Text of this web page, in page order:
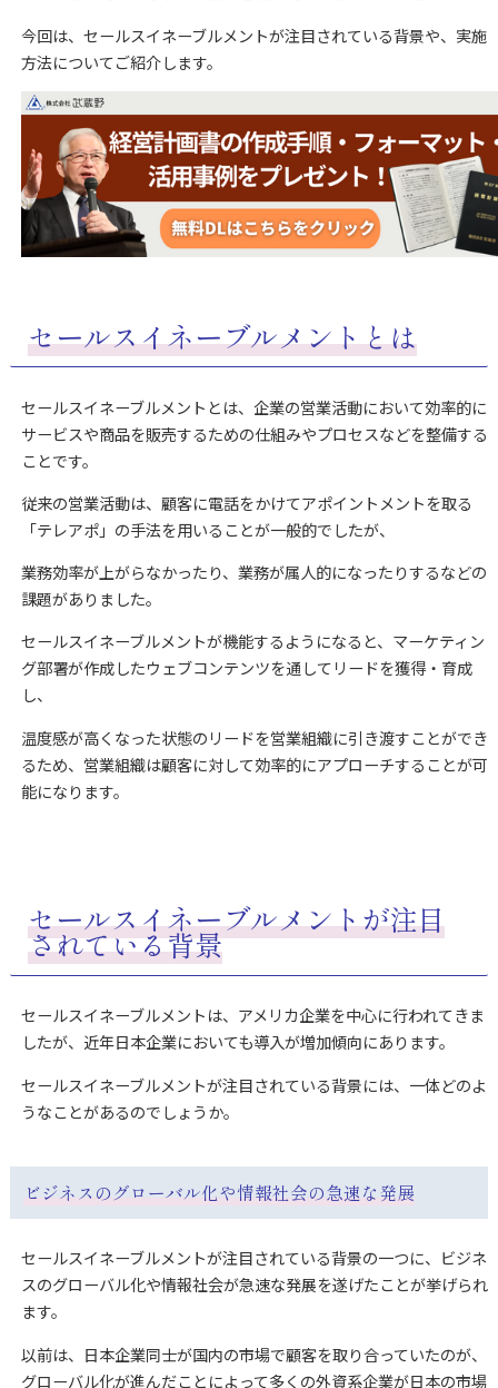
今回は、セールスイネーブルメントが注目されている背景や、実施
方法についてご紹介します。
セールスイネーブルメントとは
セールスイネーブルメントとは、企業の営業活動において効率的に
サービスや商品を販売するための仕組みやプロセスなどを整備する
ことです。
従来の営業活動は、顧客に電話をかけてアポイントメントを取る
「テレアポ」の手法を用いることが一般的でしたが、
業務効率が上がらなかったり、業務が属人的になったりするなどの
課題がありました。
セールスイネーブルメントが機能するようになると、マーケティン
グ部署が作成したウェブコンテンツを通してリードを獲得・育成
し、
温度感が高くなった状態のリードを営業組織に引き渡すことができ
るため、営業組織は顧客に対して効率的にアプローチすることが可
能になります。
セールスイネーブルメントが注目
されている背景
セールスイネーブルメントは、アメリカ企業を中心に行われてきま
したが、近年日本企業においても導入が増加傾向にあります。
セールスイネーブルメントが注目されている背景には、一体どのよ
うなことがあるのでしょうか。
ビジネスのグローバル化や情報社会の急速な発展
セールスイネーブルメントが注目されている背景の一つに、ビジネ
スのグローバル化や情報社会が急速な発展を遂げたことが挙げられ
ます。
以前は、日本企業同士が国内の市場で顧客を取り合っていたのが、
グローバル化が進んだことによって多くの外資系企業が日本の市場